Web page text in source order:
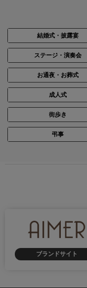
結婚式・披露宴
ステージ・演奏会
お通夜・お葬式
成人式
街歩き
弔事
ブランドサイト